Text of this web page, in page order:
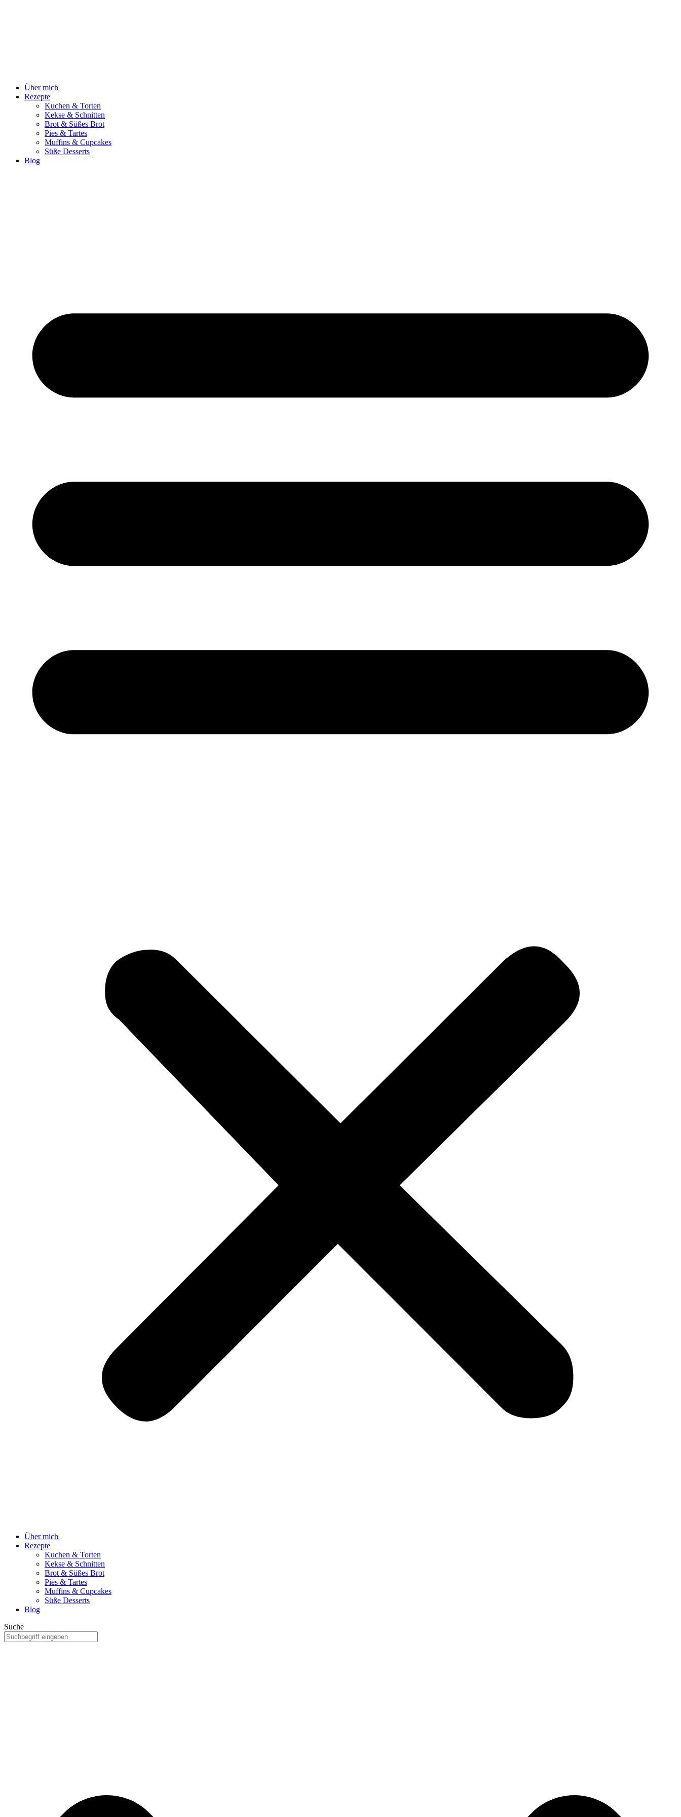
Über mich
Rezepte
Kuchen & Torten
Kekse & Schnitten
Brot & Süßes Brot
Pies & Tartes
Muffins & Cupcakes
Süße Desserts
Blog
Über mich
Rezepte
Kuchen & Torten
Kekse & Schnitten
Brot & Süßes Brot
Pies & Tartes
Muffins & Cupcakes
Süße Desserts
Blog
Suche